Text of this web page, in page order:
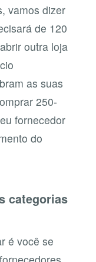
vamos dizer
de 120
outra loja
as suas
250-
fornecedor
do
categorias
é você se